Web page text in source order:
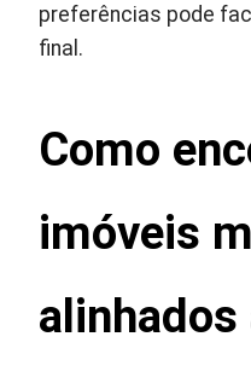
preferências pode
final.
Como
imóveis